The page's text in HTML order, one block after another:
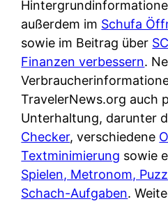
n
k
k
a
r
t
e
n
M
I
R
s
t
e
n
l
o
s
u
n
d
w
m
a
a
m
p
r
i
v
a
t
e
außerdem im Schufa
sowie im Beitrag über
Finanzen verbessern.
TravelerNews.org auch
Unterhaltung, darunter
Checker, verschiedene
Textminimierung sowie
Spielen, Metronom,
Schach-Aufgaben.